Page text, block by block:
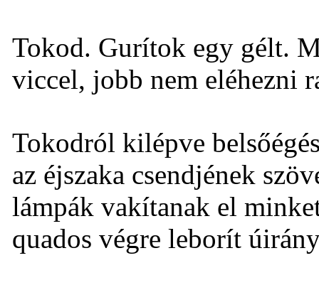
Tokod. Gurítok egy gélt.
viccel, jobb nem eléhezni
Tokodról kilépve
az éjszaka csendjének
lámpák vakítanak el
quados végre leborít